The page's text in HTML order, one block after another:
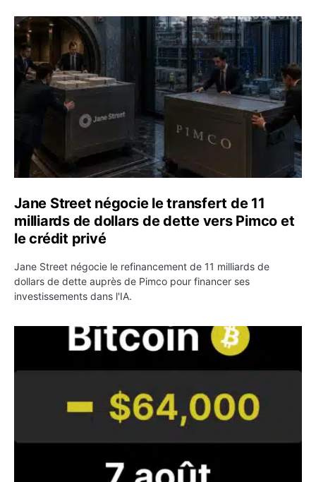
Jane Street négocie le transfert de 11 milliards de
Jane Street négocie le transfert de 11
milliards de dollars de dette vers Pimco et
le crédit privé
Jane Street négocie le refinancement de 11 milliards de
dollars de dette auprès de Pimco pour financer ses
investissements dans l'IA.
Bitcoin stagne à 64 000 dollars pendant que les